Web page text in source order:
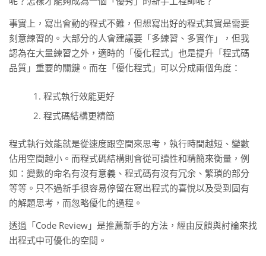
事實上，寫出會動的程式不難，但想寫出好的程式其實是需要
刻意練習的。大部分的人會建議要「多練習、多實作」，但我
認為在大量練習之外，適時的「優化程式」也是提升「程式碼
品質」重要的關鍵。而在「優化程式」可以分成兩個角度：
程式執行效能更好
程式碼結構更精簡
程式執行效能就是從速度跟空間來思考，執行時間越短、變數
佔用空間越小。而程式碼結構則會從可讀性和精簡來衡量，例
如：變數的命名有沒有意義、程式碼有沒有冗余、繁瑣的部分
等等。只不過新手很容易停留在寫出程式的喜悅以及受到固有
的解題思考，而忽略優化的過程。
透過「Code Review」是推薦新手的方法，經由反饋與討論來找
出程式中可優化的空間。